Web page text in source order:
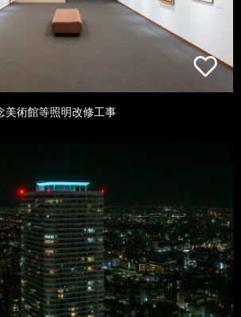
美術館等照明改修工事